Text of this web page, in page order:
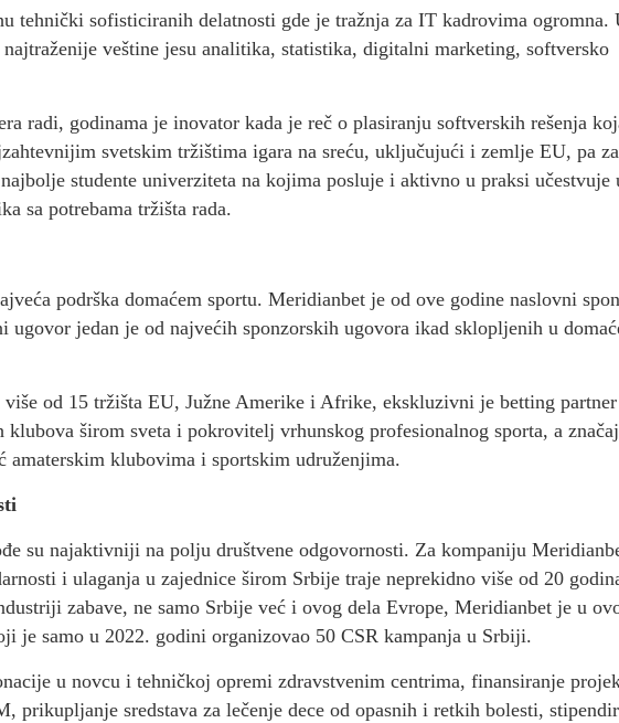
tehnički sofisticiranih delatnosti gde je tražnja za IT kadrovima ogromna.
veštine jesu analitika, statistika, digitalni marketing, softversko
radi, godinama je inovator kada je reč o plasiranju softverskih rešenja
svetskim tržištima igara na sreću, uključujući i zemlje EU, pa
studente univerziteta na kojima posluje i aktivno u praksi učestvuje
sa potrebama tržišta rada.
podrška domaćem sportu. Meridianbet je od ove godine naslovni
ugovor jedan je od najvećih sponzorskih ugovora ikad sklopljenih u
od 15 tržišta EU, Južne Amerike i Afrike, ekskluzivni je betting
širom sveta i pokrovitelj vrhunskog profesionalnog sporta, a
amaterskim klubovima i sportskim udruženjima.
su najaktivniji na polju društvene odgovornosti. Za kompaniju
i ulaganja u zajednice širom Srbije traje neprekidno više od 20
zabave, ne samo Srbije već i ovog dela Evrope, Meridianbet je u
je samo u 2022. godini organizovao 50 CSR kampanja u Srbiji.
u novcu i tehničkoj opremi zdravstvenim centrima, finansiranje
prikupljanje sredstava za lečenje dece od opasnih i retkih bolesti,